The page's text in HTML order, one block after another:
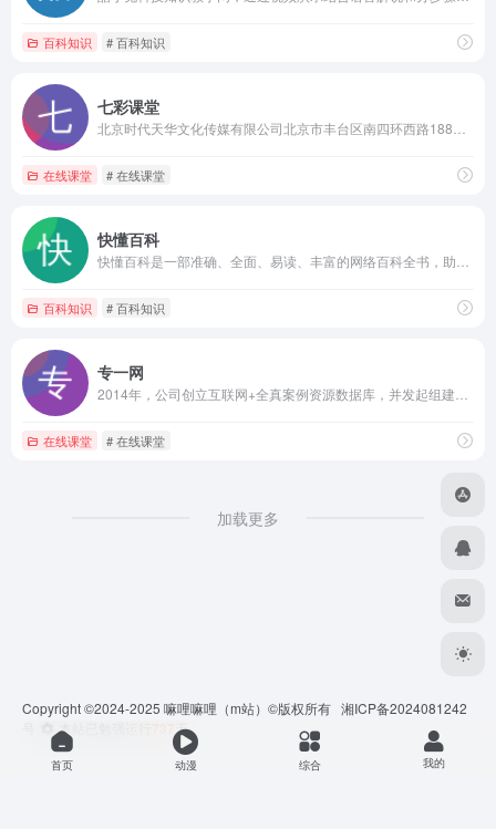
百科知识 # 百科知识
七彩课堂
在线课堂 # 在线课堂
快懂百科
百科知识 # 百科知识
专一网
在线课堂 # 在线课堂
加载更多
Copyright ©2024-2025 嘛哩嘛哩 （m站）©版权所有 湘ICP备2024081242
本站已勉强运行 天
首页 动漫 综合 我的